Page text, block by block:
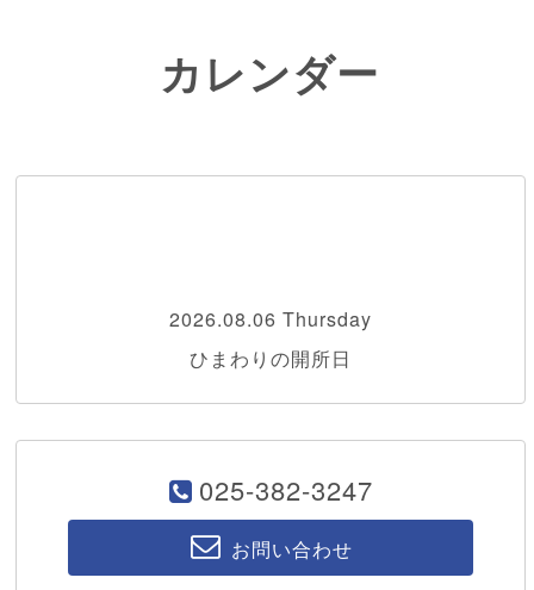
カレンダー
2026.08.06 Thursday
ひまわりの開所日
025-382-3247
お問い合わせ